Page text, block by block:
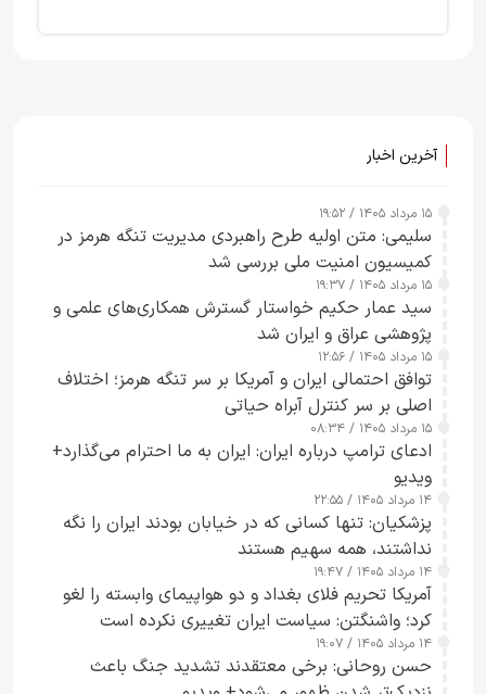
آخرین اخبار
۱۵ مرداد ۱۴۰۵ / ۱۹:۵۲
سلیمی: متن اولیه طرح راهبردی مدیریت تنگه هرمز در
کمیسیون امنیت ملی بررسی شد
۱۵ مرداد ۱۴۰۵ / ۱۹:۳۷
سید عمار حکیم خواستار گسترش همکاری‌های علمی و
پژوهشی عراق و ایران شد
۱۵ مرداد ۱۴۰۵ / ۱۲:۵۶
توافق احتمالی ایران و آمریکا بر سر تنگه هرمز؛ اختلاف
اصلی بر سر کنترل آبراه حیاتی
۱۵ مرداد ۱۴۰۵ / ۰۸:۳۴
ادعای ترامپ درباره ایران: ایران به ما احترام می‌گذارد+
ویدیو
۱۴ مرداد ۱۴۰۵ / ۲۲:۵۵
پزشکیان: تنها کسانی که در خیابان بودند ایران را نگه
نداشتند، همه سهیم هستند
۱۴ مرداد ۱۴۰۵ / ۱۹:۴۷
آمریکا تحریم فلای بغداد و دو هواپیمای وابسته را لغو
کرد؛ واشنگتن: سیاست ایران تغییری نکرده است
۱۴ مرداد ۱۴۰۵ / ۱۹:۰۷
حسن روحانی: برخی معتقدند تشدید جنگ باعث